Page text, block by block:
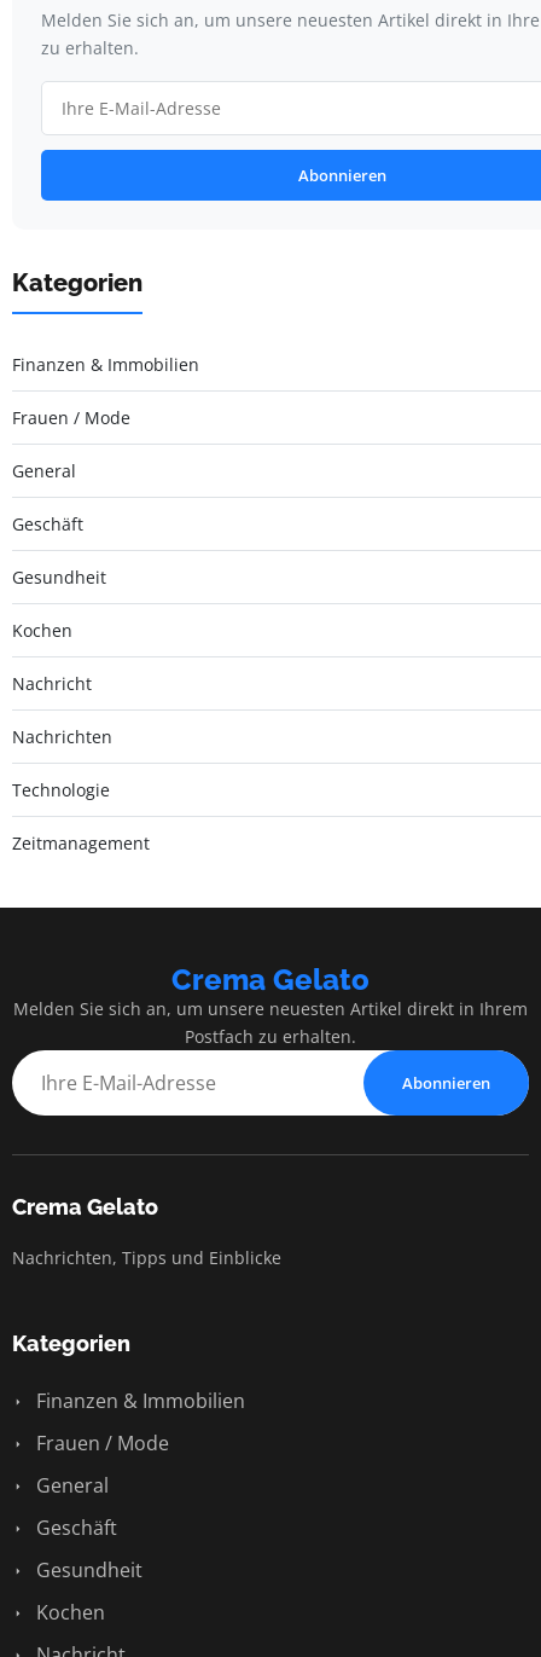
Melden Sie sich an, um unsere neuesten Artikel direkt in
zu erhalten.
Abonnieren
Kategorien
Finanzen & Immobilien
Frauen / Mode
General
Geschäft
Gesundheit
Kochen
Nachricht
Nachrichten
Technologie
Zeitmanagement
Crema Gelato
Melden Sie sich an, um unsere neuesten Artikel direkt in Ihrem
Postfach zu erhalten.
Abonnieren
Crema Gelato
Nachrichten, Tipps und Einblicke
Kategorien
Finanzen & Immobilien
Frauen / Mode
General
Geschäft
Gesundheit
Kochen